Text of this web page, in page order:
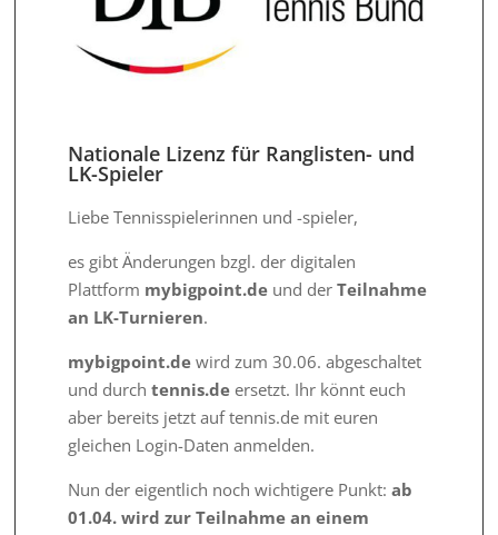
Nationale Lizenz für Ranglisten- und
LK-Spieler
Liebe Tennisspielerinnen und -spieler,
es gibt Änderungen bzgl. der digitalen
Plattform mybigpoint.de und der Teilnahme
an LK-Turnieren.
mybigpoint.de wird zum 30.06. abgeschaltet
und durch tennis.de ersetzt. Ihr könnt euch
aber bereits jetzt auf tennis.de mit euren
gleichen Login-Daten anmelden.
Nun der eigentlich noch wichtigere Punkt: ab
01.04. wird zur Teilnahme an einem